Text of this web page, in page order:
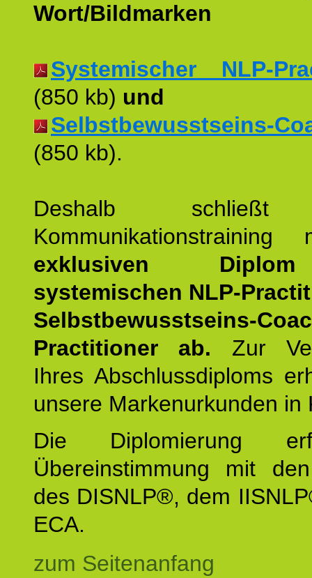
Wort/Bildmarken
Systemischer NLP-
(850 kb) und
Selbstbewusstseins-
(850 kb).
Deshalb schließt
exklusiven
systemischen NLP-
Selbstbewusstseins-
Practitioner ab. Zur
Ihres Abschlussdiploms
unsere Markenurkunden in
Die Diplomierung
Übereinstimmung mit
des DISNLP®, dem
ECA.
zum Seitenanfang